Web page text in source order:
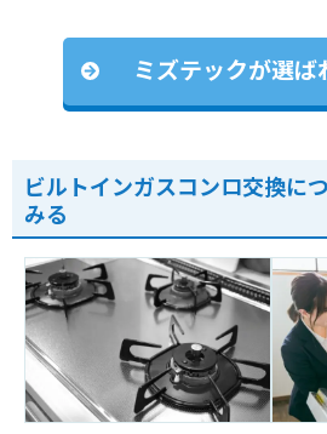
ミズテックが選ば
ビルトインガスコンロ交換に
みる